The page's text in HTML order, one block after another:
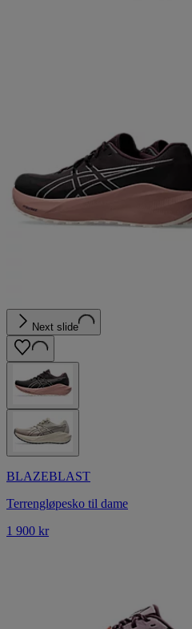
Next slide
BLAZEBLAST
Terrengløpesko til dame
1 900 kr